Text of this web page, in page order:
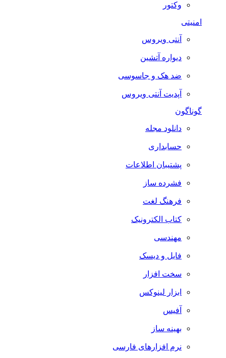
وکتور
امنیتی
آنتی ویروس
دیواره آتشین
ضد هک و جاسوسی
آپدیت آنتی ویروس
گوناگون
دانلود مجله
حسابداری
پشتیبان اطلاعات
فشرده ساز
فرهنگ لغت
کتاب الکترونیک
مهندسی
فایل و دیسک
سخت افزار
ابزار لینوکس
آفیس
بهینه ساز
نرم افزارهای فارسی